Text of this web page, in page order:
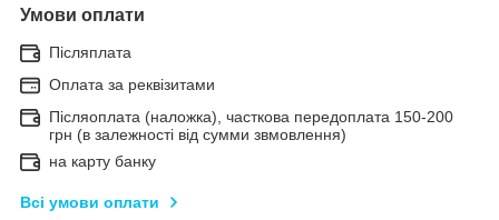
Умови оплати
Післяплата
Оплата за реквізитами
Післяоплата (наложка), часткова передоплата 150-200
грн (в залежності від сумми звмовлення)
на карту банку
Всі умови оплати